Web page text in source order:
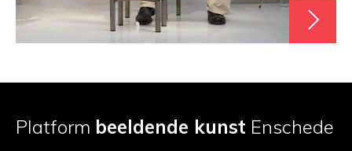
Platform beeldende kunst Enschede